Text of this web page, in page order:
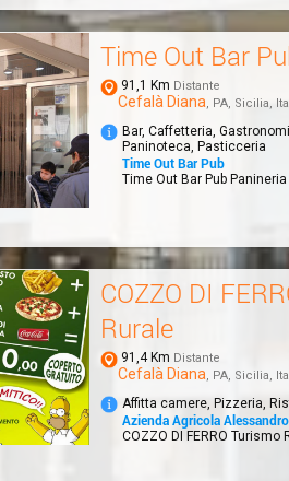
Time Out Bar
91,1 Km Distante
Cefalà Diana, PA, Sicilia,
Bar, Caffetteria,
Paninoteca, Pasticceria
Time Out Bar Pub
Time Out Bar Pub
COZZO DI
Rurale
91,4 Km Distante
Cefalà Diana, PA, Sicilia,
Affitta camere, Pizzeria,
Azienda Agricola
COZZO DI FERRO
Palermo, completamente